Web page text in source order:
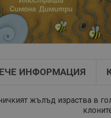
ИНФОРМАЦИЯ
жълъд израства в